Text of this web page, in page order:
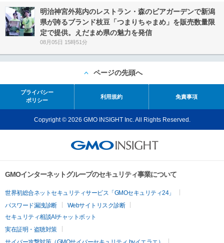
明治神宮外苑内のレストラン・森のビアガーデンで新潟
県が誇るブランド枝豆「つまりちゃまめ」を販売数量限
定で提供。えだまめ県の魅力を発信
08月05日 15時51分
ページの先頭へ
プライバシー
ポリシー
利用規約 免責事項
Copyright © 2026 GMO INSIGHT Inc. All Rights Reserved.
GMOインターネットグループのセキュリティ事業について
世界初総合ネットセキュリティサービス「GMOセキュリティ24」
パスワード漏洩診断
Webサイトリスク診断
セキュリティ相談AIチャットボット
実在証明・盗聴対策